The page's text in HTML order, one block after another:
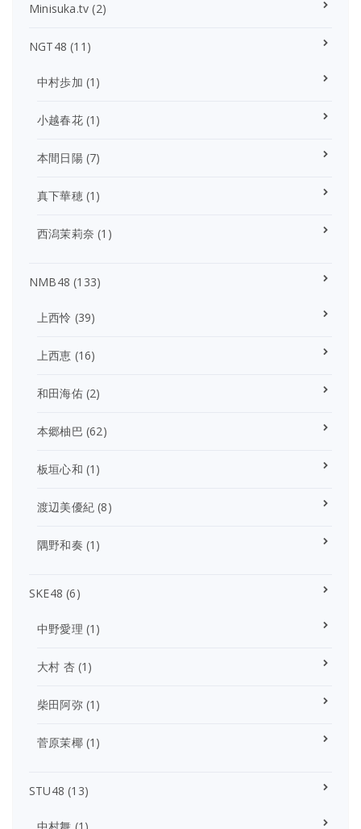
Minisuka.tv (2)
NGT48 (11)
中村歩加 (1)
小越春花(1)
本間日陽(7)
真下華穂(1)
西潟茉莉奈 (1)
NMB48 (133)
上西怜 (39)
上西恵 (16)
和田海佑(2)
本郷柚巴 (62)
板垣心和 (1)
渡辺美優紀 (8)
隅野和奏 (1)
SKE48 (6)
中野愛理 (1)
大村 杏(1)
柴田阿弥(1)
菅原茉椰(1)
STU48 (13)